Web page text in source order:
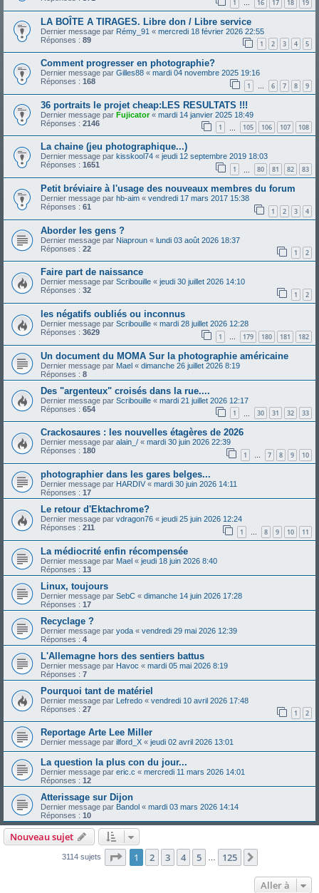
1 … 16 17 18 19
LA BOÎTE A TIRAGES. Libre don / Libre service
Dernier message par Rémy_91 « mercredi 18 février 2026 22:55
Réponses : 89 1 2 3 4 5
Comment progresser en photographie?
Dernier message par Gilles88 « mardi 04 novembre 2025 19:16
Réponses : 168 1 … 6 7 8 9
36 portraits le projet cheap:LES RESULTATS !!!
Dernier message par Fujicator« mardi 14 janvier 2025 18:49
Réponses : 2146 1 105 106 107 108
La chaine (jeu photographique...)
Dernier message par kisskool74 « jeudi 12 septembre 2019 18:03
Réponses : 1651 1 80 81 82 83
Petit bréviaire à l'usage des nouveaux membres du forum
Dernier message par hb-aim « vendredi 17 mars 2017 15:38
Réponses : 61 1 2 3 4
Aborder les gens ?
Dernier message par Niaproun « lundi 03 août 2026 18:37
Réponses : 22 1 2
Faire part de naissance
Dernier message par Scribouille « jeudi 30 juillet 2026 14:10
Réponses : 32 1 2
les négatifs oubliés ou inconnus
Dernier message par Scribouille « mardi 28 juillet 2026 12:28
Réponses : 3629 1 … 179 180 181 182
Un document du MOMA Sur la photographie américaine
Dernier message par Mael « dimanche 26 juillet 2026 8:19
Réponses : 8
Des "argenteux" croisés dans la rue....
Dernier message par Scribouille « mardi 21 juillet 2026 12:17
Réponses : 654 1 30 31 32 33
Crackosaures : les nouvelles étagères de 2026
Dernier message par alain_/ « mardi 30 juin 2026 22:39
Réponses : 180 1 … 7 8 9 10
photographier dans les gares belges...
Dernier message par HARDIV « mardi 30 juin 2026 14:11
Réponses : 17
Le retour d'Ektachrome?
Dernier message par vdragon76 « jeudi 25 juin 2026 12:24
Réponses : 211 1 … 8 9 10 11
La médiocrité enfin récompensée
Dernier message par Mael « jeudi 18 juin 2026 8:40
Réponses : 13
Linux, toujours
Dernier message par SebC « dimanche 14 juin 2026 17:28
Réponses : 17
Recyclage ?
Dernier message par yoda « vendredi 29 mai 2026 12:39
Réponses : 4
L'Allemagne hors des sentiers battus
Dernier message par Havoc « mardi 05 mai 2026 8:19
Réponses : 7
Pourquoi tant de matériel
Dernier message par Lefredo « vendredi 10 avril 2026 17:48
Réponses : 27 1 2
Reportage Arte Lee Miller
Dernier message par ilford_X « jeudi 02 avril 2026 13:01
La question la plus con du jour...
Dernier message par eric.c « mercredi 11 mars 2026 14:01
Réponses : 12
Atterissage sur Dijon
Dernier message par Bandol « mardi 03 mars 2026 14:14
Réponses : 10
Nouveau sujet
3114 sujets Page 1sur125
1 2 3 4 5 125
Aller à